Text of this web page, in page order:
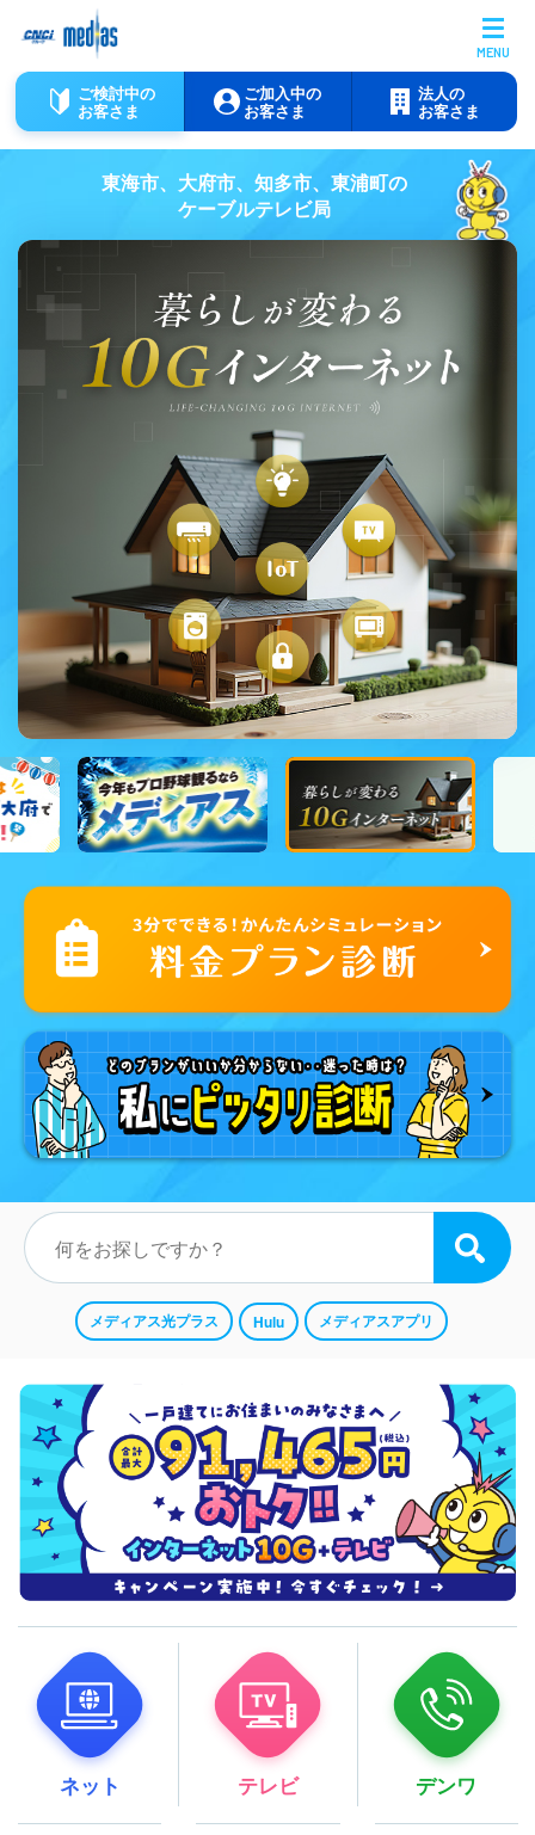
MENU
ご検討中の
お客さま
ご加入中の
お客さま
法人の
お客さま
東海市、大府市、知多市、東浦町の
ケーブルテレビ局
メディアス光プラス Hulu メディアスアプリ
ネット テレビ デンワ